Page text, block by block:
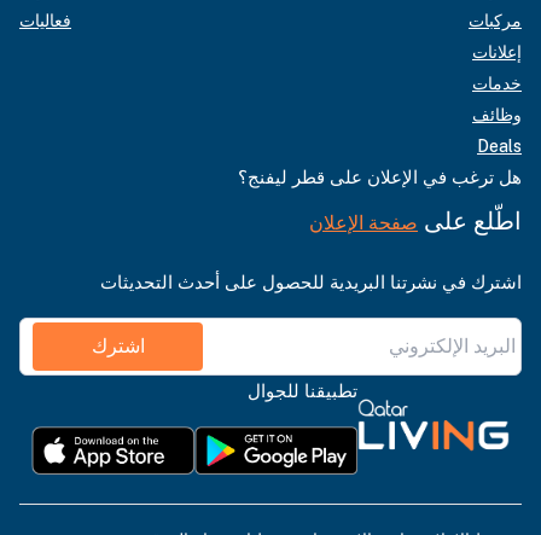
مركبات
إعلانات
خدمات
وظائف
Deals
فعاليات
هل ترغب في الإعلان على قطر ليفنج؟
اطّلع على صفحة الإعلان
اشترك في نشرتنا البريدية للحصول على أحدث التحديثات
اشترك
تطبيقنا للجوال